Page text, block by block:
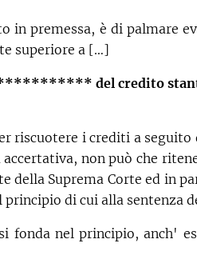
in premessa, è di palmare
superiore a […]
l'*********** del credito
i crediti a seguito
non può che
della Suprema Corte ed in
principio di cui alla sentenza
fonda nel principio, anch'